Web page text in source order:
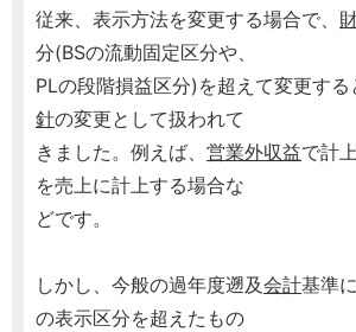
従来、表示方法を変更する場合で、
分(BSの流動固定区分や、
PLの段階損益区分)を超えて変更する
針の変更として扱われて
きました。例えば、 営業外収益で計
を売上に計上する場合な
どです。
しかし、今般の過年度遡及会計基準
の表示区分を超えたもの